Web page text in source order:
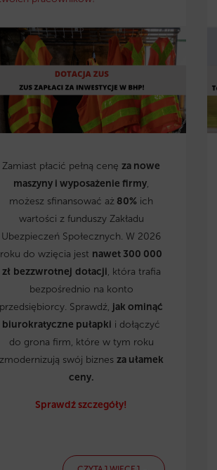
Zamiast płacić pełną cenęza nowe
maszyny i wyposażenie firmy,
możesz sfinansować aż 80% ich
wartości z funduszy Zakładu
Ubezpieczeń Społecznych. W 2026
roku do wzięcia jest nawet 300 000
zł bezzwrotnej dotacji, która trafia
bezpośrednio na konto
przedsiębiorcy. Sprawdź, jak ominąć
biurokratyczne pułapki i dołączyć
do grona firm, które w tym roku
zmodernizują swój biznes za ułamek
ceny.
Sprawdź szczegóły!